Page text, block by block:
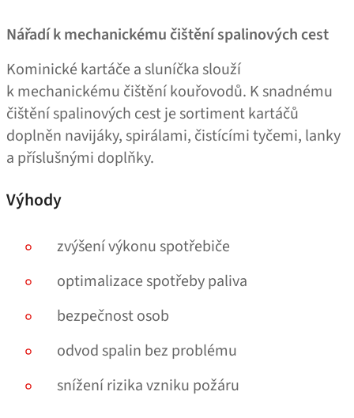
Nářadí k mechanickému čištění spalinových cest
Kominické kartáče a sluníčka slouží
k mechanickému čištění kouřovodů. K snadnému
čištění spalinových cest je sortiment kartáčů
doplněn navijáky, spirálami, čistícími tyčemi, lanky
a příslušnými doplňky.
Výhody
zvýšení výkonu spotřebiče
optimalizace spotřeby paliva
bezpečnost osob
odvod spalin bez problému
snížení rizika vzniku požáru